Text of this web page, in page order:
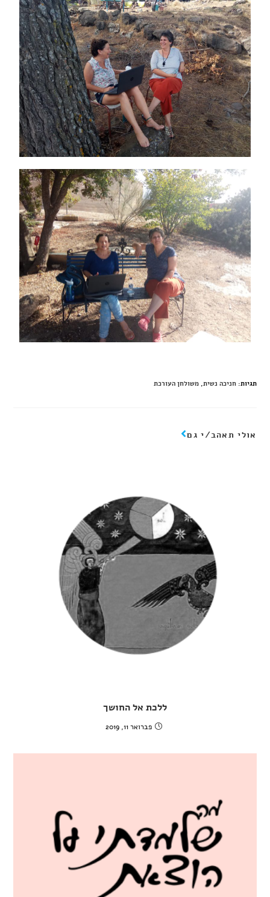
תגיות:חניכה נשית, משולחן העורכת
אולי תאהב/י גם
ללכת אל החושך
פברואר 11, 2019